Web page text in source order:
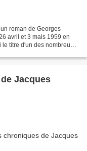
roman de Georges
avril et 3 mais 1959 en
le titre d'un des nombreux
Jacques